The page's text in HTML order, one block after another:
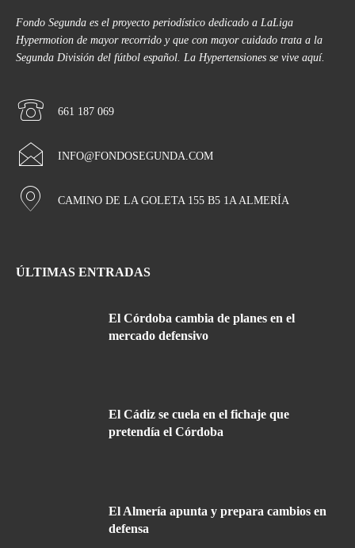
Fondo Segunda es el proyecto periodístico dedicado a LaLiga
Hypermotion de mayor recorrido y que con mayor cuidado trata a la
Segunda División del fútbol español. La Hypertensiones se vive aquí.
661 187 069
INFO@FONDOSEGUNDA.COM
CAMINO DE LA GOLETA 155 B5 1A ALMERÍA
ÚLTIMAS ENTRADAS
El Córdoba cambia de planes en el
mercado defensivo
El Cádiz se cuela en el fichaje que
pretendía el Córdoba
El Almería apunta y prepara cambios en
defensa